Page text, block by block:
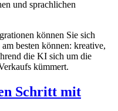
und sprachlichen
können Sie sich
besten können: kreative,
die KI sich um die
kümmert.
Schritt mit